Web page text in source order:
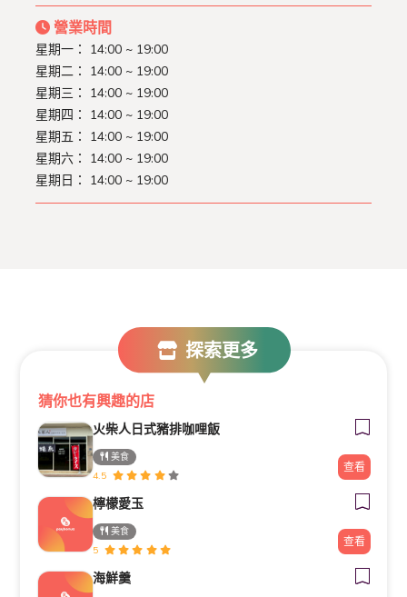
營業時間
星期一： 14:00 ~ 19:00
星期二： 14:00 ~ 19:00
星期三： 14:00 ~ 19:00
星期四： 14:00 ~ 19:00
星期五： 14:00 ~ 19:00
星期六： 14:00 ~ 19:00
星期日： 14:00 ~ 19:00
探索更多
猜你也有興趣的店
火柴人日式豬排咖哩飯
美食
4.5
查看
檸檬愛玉
美食
5
查看
海鮮羹